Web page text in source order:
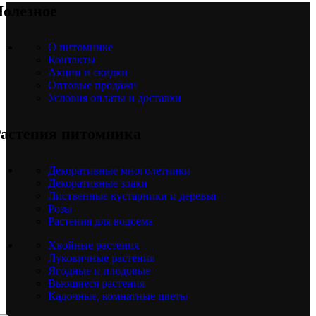
О питомнике
Контакты
Акции и скидки
Оптовые продажи
Условия оплаты и доставки
питомника
Декоративные многолетники
Декоративные злаки
Лиственные кустарники и деревья
Розы
Растения для водоема
Хвойные растения
Луковичные растения
Ягодные и плодовые
Вьющиеся растения
Кадочные, комнатные цветы